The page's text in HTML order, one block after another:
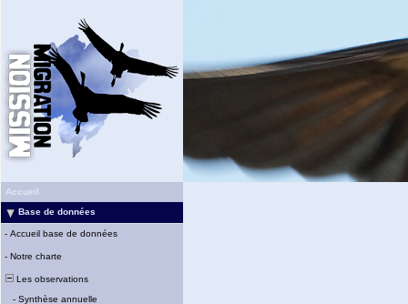
Accueil
Base de données
- Accueil base de données
- Notre charte
Les observations
- Synthèse annuelle